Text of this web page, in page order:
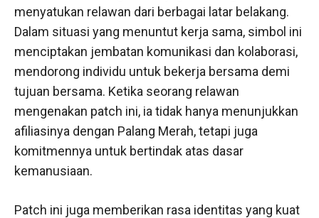
menyatukan relawan dari berbagai latar belakang.
Dalam situasi yang menuntut kerja sama, simbol ini
menciptakan jembatan komunikasi dan kolaborasi,
mendorong individu untuk bekerja bersama demi
tujuan bersama. Ketika seorang relawan
mengenakan patch ini, ia tidak hanya menunjukkan
afiliasinya dengan Palang Merah, tetapi juga
komitmennya untuk bertindak atas dasar
kemanusiaan.
Patch ini juga memberikan rasa identitas yang kuat